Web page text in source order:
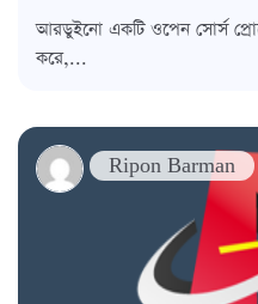
আরডুইনো একটি ওপেন সোর্স
করে,...
Ripon Barman